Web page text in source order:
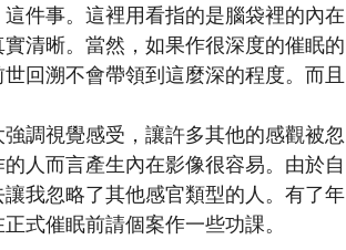
件事。這裡用看指的是腦袋裡的內在
清晰。當然，如果作很深度的催眠的
回溯不會帶領到這麼深的程度。而且
調視覺感受，讓許多其他的感觀被忽
人而言產生內在影像很容易。由於自
我忽略了其他感官類型的人。有了年
式催眠前請個案作一些功課。